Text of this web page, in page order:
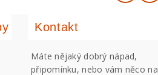
Kontakt
Máte nějaký dobrý nápad,
připomínku, nebo vám něco na